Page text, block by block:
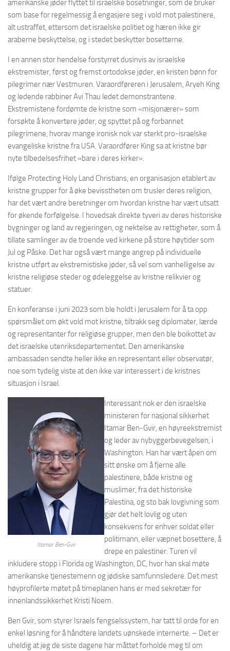
amerikanske jøder flyttet til israelske bosetninger, som de bruker
som base for regelmessig å engasjere seg i vold mot palestinere,
alt ustraffet, ettersom det israelske politiet og hæren ikke gir
araberne beskyttelse, og i stedet beskytter bosetterne.
I en annen stor hendelse forstyrret dusinvis av israelske
ekstremister, først og fremst ortodokse jøder, en kristen bønn for
pilegrimer nær Vestmuren. Varaordføreren i Jerusalem, Aryeh King
og ledende rabbiner Avi Thau ledet demonstrantene.
Ekstremistene fordømte de kristne som «misjonærer» som
forsøkte å konvertere jøder, og spyttet på og forbannet
pilegrimene, hvorav mange ironisk nok var sterkt pro-israelske
evangeliske kristne fra USA. Varaordfører King sa at kristne bør
nyte tilbedelsesfrihet «bare i deres kirker».
Ifølge Protecting Holy Land Christians, en organisasjon etablert av
kristne grupper for å øke bevisstheten om trusler deres religion,
har det vært andre beretninger om hvordan kristne har vært utsatt
for økende forfølgelse. I hovedsak direkte tyveri av deres historiske
bygninger og land av regjeringen, og nektelse av rettigheter, som å
tillate samlinger av de troende ved kirkene på store høytider som
Jul og Påske. Det har også vært mange angrep på individuelle
kristne utført av ekstremistiske jøder, så vel som vanhelligelse av
kristne religiøse steder og ødeleggelse av kristne relikvier og
statuer.
En konferanse i juni 2023 som ble holdt i Jerusalem for å ta opp
spørsmålet om økt vold mot kristne, tiltrakk seg diplomater, lærde
og representanter for religiøse grupper, men den ble boikottet av
det israelske utenriksdepartementet. Den amerikanske
ambassaden sendte heller ikke en representant eller observatør,
noe som tydelig viste at den ikke var interessert i de kristnes
situasjon i Israel.
Itamar Ben-Gvir
Interessant nok er den israelske
ministeren for nasjonal sikkerhet
Itamar Ben-Gvir, en høyreekstremist
og leder av nybyggerbevegelsen, i
Washington. Han har vært åpen om
sitt ønske om å fjerne alle
palestinere, både kristne og
muslimer, fra det historiske
Palestina, og sto bak lovgivning som
gjør det helt lovlig og uten
konsekvens for enhver soldat eller
politimann, eller væpnet bosettere, å
drepe en palestiner. Turen vil
inkludere stopp i Florida og Washington, DC, hvor han skal møte
amerikanske tjenestemenn og jødiske samfunnsledere. Det mest
høyprofilerte møtet på timeplanen hans er med sekretær for
innenlandssikkerhet Kristi Noem.
Ben Gvir, som styrer Israels fengselssystem, har tatt til orde for en
enkel løsning for å håndtere landets uønskede internerte. – Det er
uheldig at jeg de siste dagene har måttet forholde meg til om